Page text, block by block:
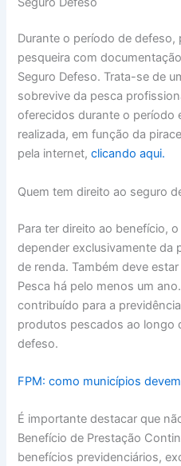
Durante o período de
pesqueira com
Seguro Defeso. Trata-se de
sobrevive da pesca
oferecidos durante o período
realizada, em função da
pela internet,clicando aqui.
Quem tem direito ao seguro
Para ter direito ao benefício,
depender exclusivamente da
de renda. Também deve
Pesca há pelo menos um
contribuído para a
produtos pescados ao longo
defeso.
FPM: como municípios
É importante destacar que
Benefício de Prestação
benefícios previdenciários,